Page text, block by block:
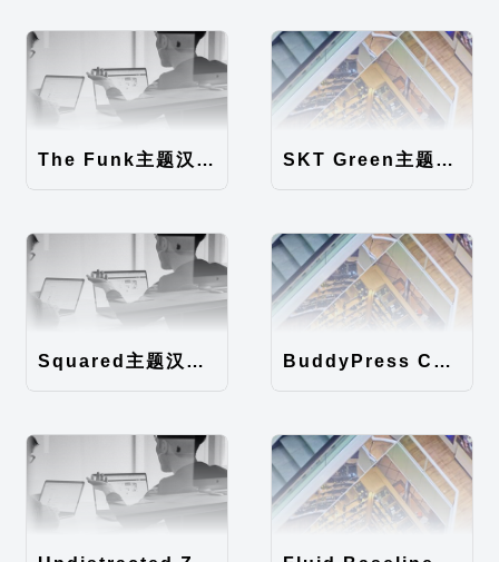
The Funk主题汉化包 SKT Green主题汉化包
Squared主题汉化包 BuddyPress Colours主题汉化包